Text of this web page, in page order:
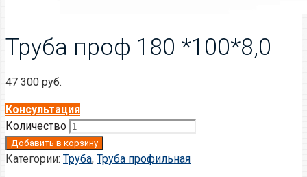
Труба проф 180 *100*8,0
47 300 руб.
Консультация
Количество
Добавить в корзину
Категории: Труба, Труба профильная